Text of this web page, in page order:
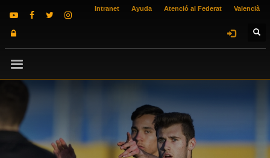
Intranet Ayuda Atenció al Federat Valencià